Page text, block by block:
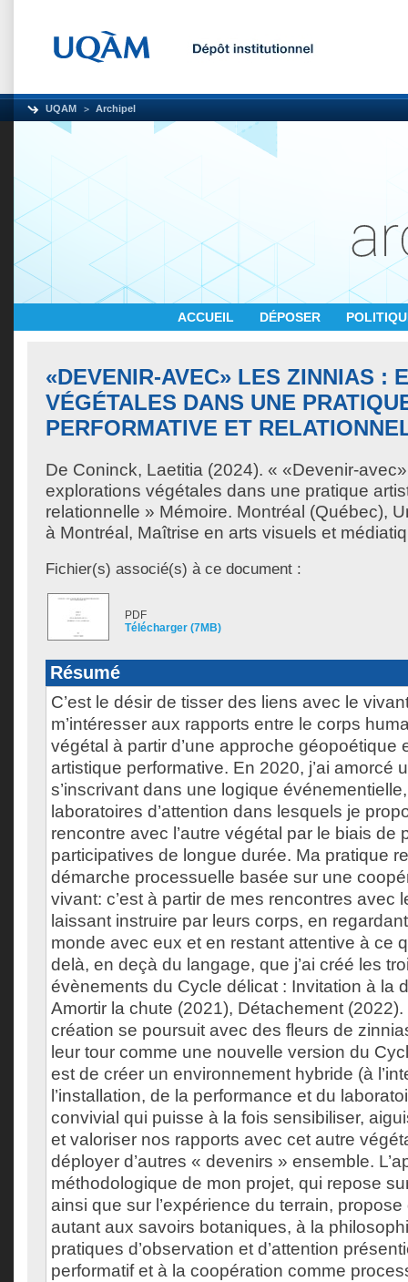
UQAM Archipel
ACCUEIL DÉPOSER
«DEVENIR-AVEC» LES ZINNIAS :
VÉGÉTALES DANS UNE
PERFORMATIVE ET
De Coninck, Laetitia (2024). « «Devenir-
explorations végétales dans une pratique
relationnelle » Mémoire. Montréal (Québec),
à Montréal, Maîtrise en arts visuels et
Fichier(s) associé(s) à ce document :
PDF
Télécharger (7MB)
Résumé
C’est le désir de tisser des liens avec le
m’intéresser aux rapports entre le corps
végétal à partir d’une approche géopoétique
artistique performative. En 2020, j’ai amorcé
s’inscrivant dans une logique
laboratoires d’attention dans lesquels je
rencontre avec l’autre végétal par le biais de
participatives de longue durée. Ma pratique
démarche processuelle basée sur une
vivant: c’est à partir de mes rencontres avec
laissant instruire par leurs corps, en
monde avec eux et en restant attentive à ce
delà, en deçà du langage, que j’ai créé les
évènements du Cycle délicat : Invitation à la
Amortir la chute (2021), Détachement
création se poursuit avec des fleurs de
leur tour comme une nouvelle version du
est de créer un environnement hybride (à
l’installation, de la performance et du
convivial qui puisse à la fois sensibiliser,
et valoriser nos rapports avec cet autre
déployer d’autres « devenirs » ensemble.
méthodologique de mon projet, qui repose
ainsi que sur l’expérience du terrain,
autant aux savoirs botaniques, à la
pratiques d’observation et d’attention
performatif et à la coopération comme